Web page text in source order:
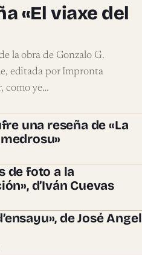
«El viaxe del
la obra de Gonzalo G.
editada por Impronta
como ye…
una reseña de «La
de foto a la
d’Iván Cuevas
de José Angel